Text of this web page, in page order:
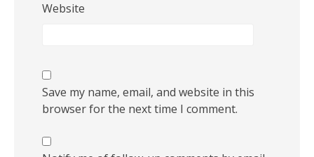
Website
Save my name, email, and website in this
browser for the next time I comment.